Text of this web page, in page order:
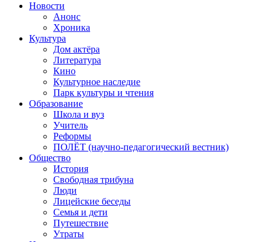
Новости
Анонс
Хроника
Культура
Дом актёра
Литература
Кино
Культурное наследие
Парк культуры и чтения
Образование
Школа и вуз
Учитель
Реформы
ПОЛЁТ (научно-педагогический вестник)
Общество
История
Свободная трибуна
Люди
Лицейские беседы
Семья и дети
Путешествие
Утраты